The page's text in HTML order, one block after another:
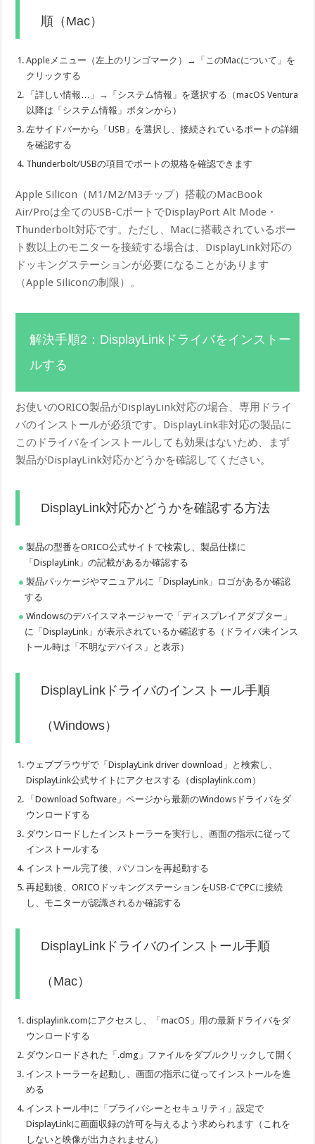
順（Mac）
Appleメニュー（左上のリンゴマーク）→「このMacについて」を
クリックする
「詳しい情報…」→「システム情報」を選択する（macOS Ventura
以降は「システム情報」ボタンから）
左サイドバーから「USB」を選択し、接続されているポートの詳細
を確認する
Thunderbolt/USBの項目でポートの規格を確認できます
Apple Silicon（M1/M2/M3チップ）搭載のMacBook
Air/Proは全てのUSB-CポートでDisplayPort Alt Mode・
Thunderbolt対応です。ただし、Macに搭載されているポー
ト数以上のモニターを接続する場合は、DisplayLink対応の
ドッキングステーションが必要になることがあります
（Apple Siliconの制限）。
解決手順2：DisplayLinkドライバをインストー
ルする
お使いのORICO製品がDisplayLink対応の場合、専用ドライ
バのインストールが必須です。DisplayLink非対応の製品に
このドライバをインストールしても効果はないため、まず
製品がDisplayLink対応かどうかを確認してください。
DisplayLink対応かどうかを確認する方法
製品の型番をORICO公式サイトで検索し、製品仕様に
「DisplayLink」の記載があるか確認する
製品パッケージやマニュアルに「DisplayLink」ロゴがあるか確認
する
Windowsのデバイスマネージャーで「ディスプレイアダプター」
に「DisplayLink」が表示されているか確認する（ドライバ未インス
トール時は「不明なデバイス」と表示）
DisplayLinkドライバのインストール手順
（Windows）
ウェブブラウザで「DisplayLink driver download」と検索し、
DisplayLink公式サイトにアクセスする（displaylink.com）
「Download Software」ページから最新のWindowsドライバをダ
ウンロードする
ダウンロードしたインストーラーを実行し、画面の指示に従って
インストールする
インストール完了後、パソコンを再起動する
再起動後、ORICOドッキングステーションをUSB-CでPCに接続
し、モニターが認識されるか確認する
DisplayLinkドライバのインストール手順
（Mac）
displaylink.comにアクセスし、「macOS」用の最新ドライバをダ
ウンロードする
ダウンロードされた「.dmg」ファイルをダブルクリックして開く
インストーラーを起動し、画面の指示に従ってインストールを進
める
インストール中に「プライバシーとセキュリティ」設定で
DisplayLinkに画面収録の許可を与えるよう求められます（これを
しないと映像が出力されません）